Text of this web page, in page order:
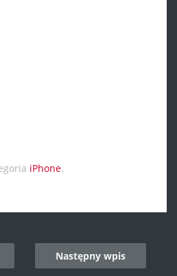
iPhone.
Następny wpis